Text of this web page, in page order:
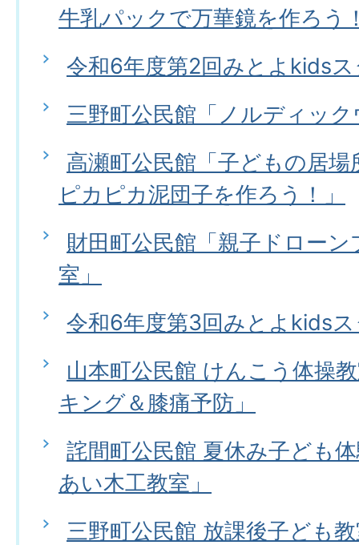
牛乳パックで万華鏡を作ろう
令和6年度第2回みとよkids
三野町公民館「ノルディッ
高瀬町公民館「子どもの居
ピカピカ泥団子を作ろう！」
財田町公民館「親子ドロー
室」
令和6年度第3回みとよkids
山本町公民館 けんこう体操
キング＆膝痛予防」
詫間町公民館 夏休み子ども
あい木工教室」
三野町公民館 放課後子ども